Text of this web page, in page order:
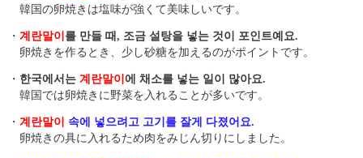
韓国の卵焼きは塩味が強くて美味しいです。
・ 계란말이 를 만들 때, 조금 설탕을 넣는 것이 포인트예요.
卵焼きを作るとき、少し砂糖を加えるのがポイントです。
・ 한국에서는 계란말이 에 채소를 넣는 일이 많아요.
韓国では卵焼きに野菜を入れることが多いです。
・ 계란말이
속에 넣으려고 고기를 잘게 다졌어요.
卵焼きの具に入れるため肉をみじん切りにしました。